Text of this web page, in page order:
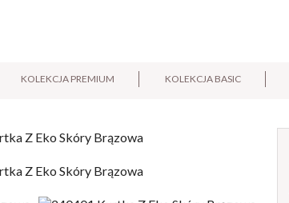
KOLEKCJA PREMIUM KOLEKCJA BASIC